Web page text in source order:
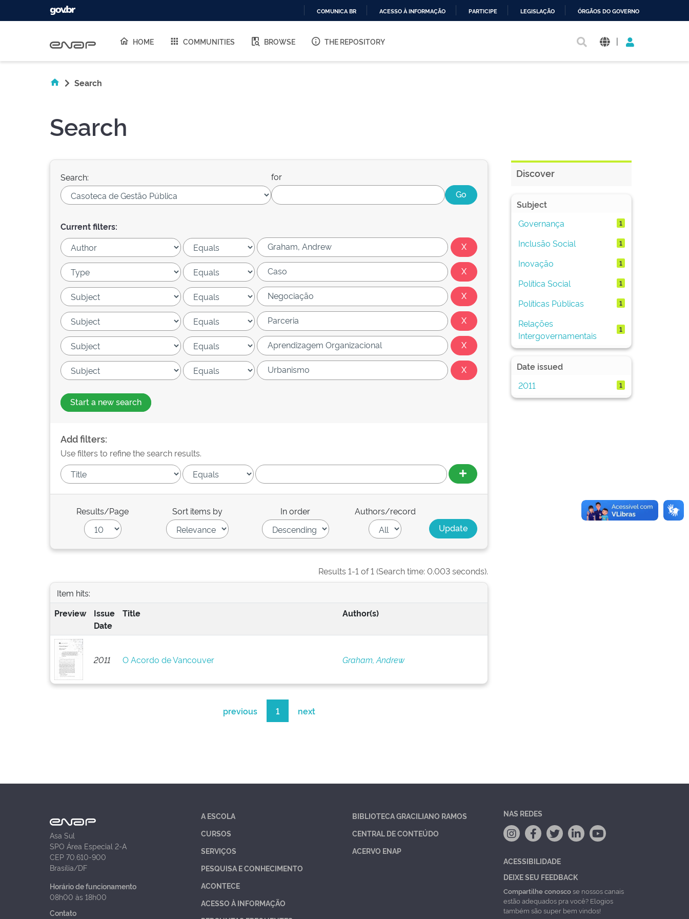
O
COMUNICA BR ACESSO À INFORMAÇÃO PARTICIPE LEGISLAÇÃO ÓRGÃOS DO GOVERNO
HOME COMMUNITIES BROWSE THE REPOSITORY |
Search
Search
Search: for
Current filters:
Start a new search
Add filters:
Use filters to refine the search results.
Results/Page Sort items by In order Authors/record
Results 1-1 of 1 (Search time: 0.003 seconds).
Item hits:
Preview
Issue
Date
Title Author(s)
2011 O Acordo de Vancouver Graham, Andrew
previous 1 next
Discover
Subject
Governança
1
Inclusão Social 1
Inovação 1
Política Social 1
Políticas Públicas 1
Relações
Intergovernamentais
1
Date issued
2011
1
Asa Sul
SPO Área Especial 2-A
CEP 70.610-900
Brasília/DF
Horário de funcionamento
08h00 às 18h00
Contato
A ESCOLA
CURSOS
SERVIÇOS
PESQUISA E CONHECIMENTO
ACONTECE
ACESSO À INFORMAÇÃO
BIBLIOTECA GRACILIANO RAMOS
CENTRAL DE CONTEÚDO
ACERVO ENAP
NAS REDES
ACESSIBILIDADE
DEIXE SEU FEEDBACK
Compartilhe conoscose nossos canais
estão adequados pra você? Elogios
também são super bem vindos!